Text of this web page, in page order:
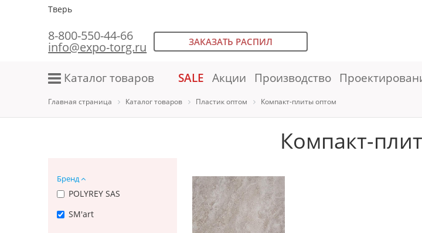
Тверь
8-800-550-44-66
info@expo-torg.ru ЗАКАЗАТЬ РАСПИЛ
Каталог товаров SALE Акции Производство
Главная страница Каталог товаров Пластик оптом Компакт-плиты оптом
Компакт-
Бренд
POLYREY SAS
SM'art